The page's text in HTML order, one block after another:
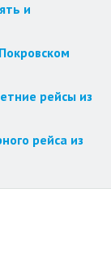
и
рейсы из
рейса из